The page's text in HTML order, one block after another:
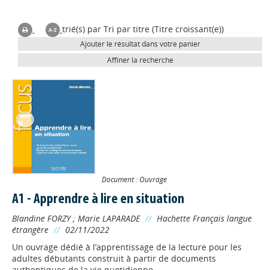
trié(s) par Tri par titre (Titre croissant(e))
Ajouter le résultat dans votre panier
Affiner la recherche
Document : Ouvrage
A1 - Apprendre à lire en situation
Blandine FORZY; Marie LAPARADE // Hachette Français langue
étrangère // 02/11/2022
Un ouvrage dédié à l’apprentissage de la lecture pour les
adultes débutants construit à partir de documents